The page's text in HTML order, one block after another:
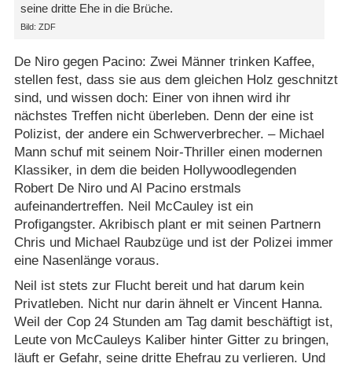
seine dritte Ehe in die Brüche.
Bild: ZDF
De Niro gegen Pacino: Zwei Männer trinken Kaffee,
stellen fest, dass sie aus dem gleichen Holz geschnitzt
sind, und wissen doch: Einer von ihnen wird ihr
nächstes Treffen nicht überleben. Denn der eine ist
Polizist, der andere ein Schwerverbrecher. – Michael
Mann schuf mit seinem Noir-Thriller einen modernen
Klassiker, in dem die beiden Hollywoodlegenden
Robert De Niro und Al Pacino erstmals
aufeinandertreffen. Neil McCauley ist ein
Profigangster. Akribisch plant er mit seinen Partnern
Chris und Michael Raubzüge und ist der Polizei immer
eine Nasenlänge voraus.
Neil ist stets zur Flucht bereit und hat darum kein
Privatleben. Nicht nur darin ähnelt er Vincent Hanna.
Weil der Cop 24 Stunden am Tag damit beschäftigt ist,
Leute von McCauleys Kaliber hinter Gitter zu bringen,
läuft er Gefahr, seine dritte Ehefrau zu verlieren. Und